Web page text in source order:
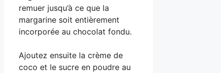
remuer jusqu’à ce que la
margarine soit entièrement
incorporée au chocolat fondu.
Ajoutez ensuite la crème de
coco et le sucre en poudre au